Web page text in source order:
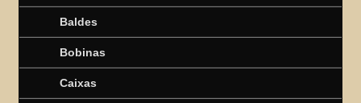
Baldes
Bobinas
Caixas